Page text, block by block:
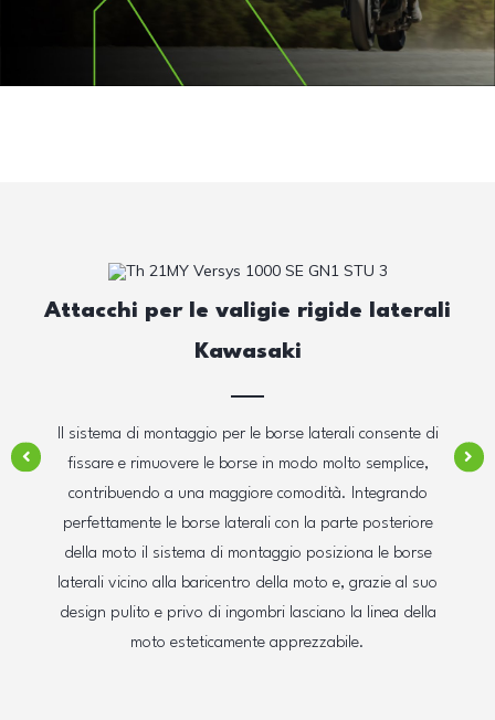
Attacchi per le valigie rigide laterali
Kawasaki
Il sistema di montaggio per le borse laterali consente di
fissare e rimuovere le borse in modo molto semplice,
contribuendo a una maggiore comodità. Integrando
perfettamente le borse laterali con la parte posteriore
della moto il sistema di montaggio posiziona le borse
laterali vicino alla baricentro della moto e, grazie al suo
design pulito e privo di ingombri lasciano la linea della
moto esteticamente apprezzabile.